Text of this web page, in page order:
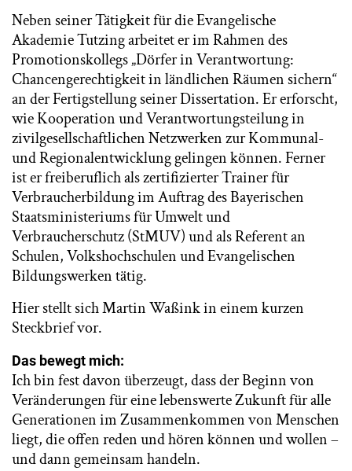
Neben seiner Tätigkeit für die Evangelische
Akademie Tutzing arbeitet er im Rahmen des
Promotionskollegs „Dörfer in Verantwortung:
Chancengerechtigkeit in ländlichen Räumen sichern“
an der Fertigstellung seiner Dissertation. Er erforscht,
wie Kooperation und Verantwortungsteilung in
zivilgesellschaftlichen Netzwerken zur Kommunal-
und Regionalentwicklung gelingen können. Ferner
ist er freiberuflich als zertifizierter Trainer für
Verbraucherbildung im Auftrag des Bayerischen
Staatsministeriums für Umwelt und
Verbraucherschutz (StMUV) und als Referent an
Schulen, Volkshochschulen und Evangelischen
Bildungswerken tätig.
Hier stellt sich Martin Waßink in einem kurzen
Steckbrief vor.
Das bewegt mich:
Ich bin fest davon überzeugt, dass der Beginn von
Veränderungen für eine lebenswerte Zukunft für alle
Generationen im Zusammenkommen von Menschen
liegt, die offen reden und hören können und wollen –
und dann gemeinsam handeln.